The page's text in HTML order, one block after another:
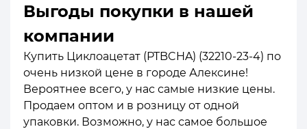
Выгоды покупки в нашей
компании
Купить Циклоацетат (PTBCHA) (32210-23-4) по
очень низкой цене в городе Алексине!
Вероятнее всего, у нас самые низкие цены.
Продаем оптом и в розницу от одной
упаковки. Возможно, у нас самое большое